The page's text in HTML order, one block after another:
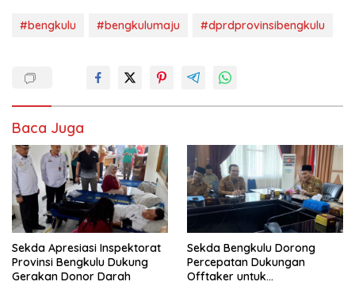
#bengkulu #bengkulumaju #dprdprovinsibengkulu
Baca Juga
Sekda Apresiasi Inspektorat
Provinsi Bengkulu Dukung
Gerakan Donor Darah
Sekda Bengkulu Dorong
Percepatan Dukungan
Offtaker untuk